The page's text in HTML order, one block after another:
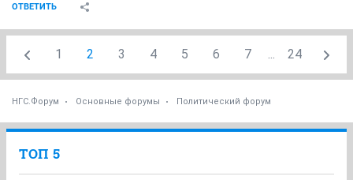
ОТВЕТИТЬ
1 2 3 4 5 6 7 ... 24
НГС.Форум Основные форумы Политический форум
ТОП 5